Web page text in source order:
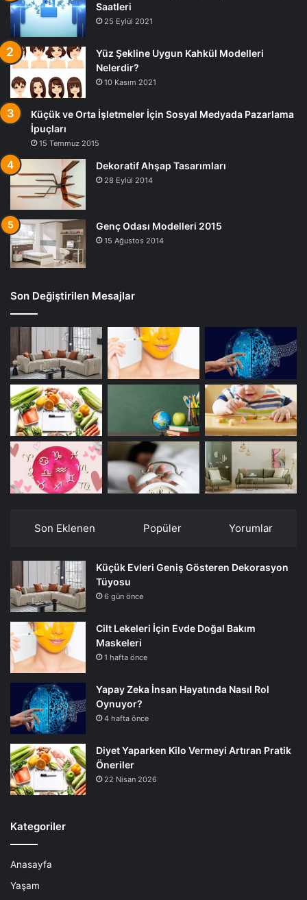
Saatleri
25 Eylül 2021
Yüz Şekline Uygun Kahkül Modelleri
Nelerdir?
10 Kasım 2021
Küçük ve Orta İşletmeler İçin Sosyal Medyada Pazarlama
İpuçları
15 Temmuz 2015
Dekoratif Ahşap Tasarımları
28 Eylül 2014
Genç Odası Modelleri 2015
15 Ağustos 2014
Son Değiştirilen Mesajlar
Son Eklenen Popüler Yorumlar
Küçük Evleri Geniş Gösteren Dekorasyon
Tüyosu
6 gün önce
Cilt Lekeleri İçin Evde Doğal Bakım
Maskeleri
1 hafta önce
Yapay Zeka İnsan Hayatında Nasıl Rol
Oynuyor?
4 hafta önce
Diyet Yaparken Kilo Vermeyi Artıran Pratik
Öneriler
22 Nisan 2026
Kategoriler
Anasayfa
Yaşam